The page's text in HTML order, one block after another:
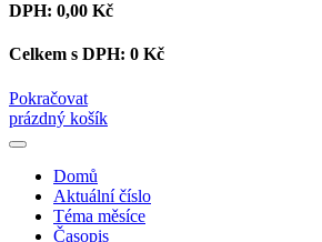
DPH: 0,00 Kč
Celkem s DPH: 0 Kč
Pokračovat
prázdný košík
Domů
Aktuální číslo
Téma měsíce
Časopis